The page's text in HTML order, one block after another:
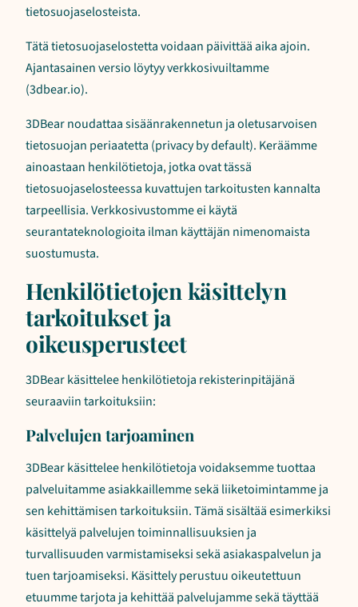
tietosuojaselosteista.
Tätä tietosuojaselostetta voidaan päivittää aika ajoin.
Ajantasainen versio löytyy verkkosivuiltamme
(3dbear.io).
3DBear noudattaa sisäänrakennetun ja oletusarvoisen
tietosuojan periaatetta (privacy by default). Keräämme
ainoastaan henkilötietoja, jotka ovat tässä
tietosuojaselosteessa kuvattujen tarkoitusten kannalta
tarpeellisia. Verkkosivustomme ei käytä
seurantateknologioita ilman käyttäjän nimenomaista
suostumusta.
Henkilötietojen käsittelyn
tarkoitukset ja
oikeusperusteet
3DBear käsittelee henkilötietoja rekisterinpitäjänä
seuraaviin tarkoituksiin:
Palvelujen tarjoaminen
3DBear käsittelee henkilötietoja voidaksemme tuottaa
palveluitamme asiakkaillemme sekä liiketoimintamme ja
sen kehittämisen tarkoituksiin. Tämä sisältää esimerkiksi
käsittelyä palvelujen toiminnallisuuksien ja
turvallisuuden varmistamiseksi sekä asiakaspalvelun ja
tuen tarjoamiseksi. Käsittely perustuu oikeutettuun
etuumme tarjota ja kehittää palvelujamme sekä täyttää